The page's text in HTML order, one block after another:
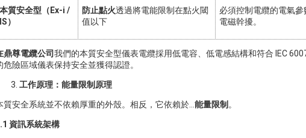
本質安全型（Ex-i /
IS）
防止點火透過將電能限制在點火閾
值以下
必須控制電纜的電氣
電磁幹擾。
鼎尊電纜公司我們的本質安全型儀表電纜採用低電容、低電感結構和符合 IEC
危險區域儀表保持安全並獲得認證。
工作原理：能量限制原理
質安全系統並不依賴厚重的外殼。相反，它依賴於…能量限制 。
資訊系統架構